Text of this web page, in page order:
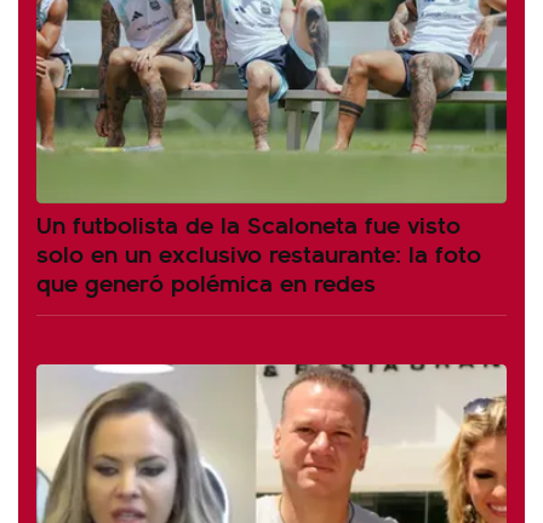
Un futbolista de la Scaloneta fue visto
solo en un exclusivo restaurante: la foto
que generó polémica en redes